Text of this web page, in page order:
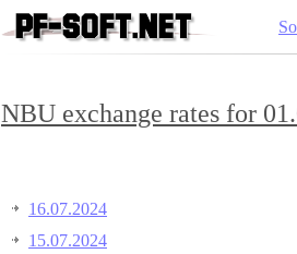
NBU exchange rates for
16.07.2024
15.07.2024